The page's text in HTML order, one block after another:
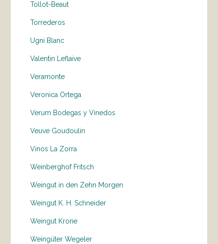
Tollot-Beaut
Torrederos
Ugni Blanc
Valentin Leflaive
Veramonte
Veronica Ortega
Verum Bodegas y Vinedos
Veuve Goudoulin
Vinos La Zorra
Weinberghof Fritsch
Weingut in den Zehn Morgen
Weingut K. H. Schneider
Weingut Krone
Weingüter Wegeler